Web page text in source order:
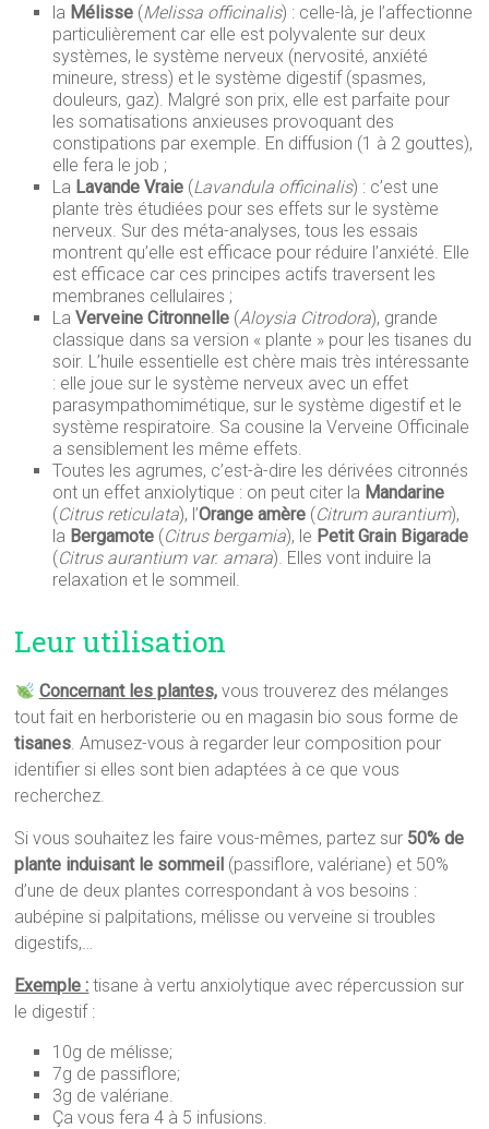
la Mélisse (Melissa officinalis) : celle-là, je l’affectionne
particulièrement car elle est polyvalente sur deux
systèmes, le système nerveux (nervosité, anxiété
mineure, stress) et le système digestif (spasmes,
douleurs, gaz). Malgré son prix, elle est parfaite pour
les somatisations anxieuses provoquant des
constipations par exemple. En diffusion (1 à 2 gouttes),
elle fera le job ;
La Lavande Vraie (Lavandula officinalis) : c’est une
plante très étudiées pour ses effets sur le système
nerveux. Sur des méta-analyses, tous les essais
montrent qu’elle est efficace pour réduire l’anxiété. Elle
est efficace car ces principes actifs traversent les
membranes cellulaires ;
LaVerveine Citronnelle (Aloysia Citrodora), grande
classique dans sa version « plante » pour les tisanes du
soir. L’huile essentielle est chère mais très intéressante
: elle joue sur le système nerveux avec un effet
parasympathomimétique, sur le système digestif et le
système respiratoire. Sa cousine la Verveine Officinale
a sensiblement les même effets.
Toutes les agrumes, c’est-à-dire les dérivées citronnés
ont un effet anxiolytique : on peut citer la Mandarine
(Citrus reticulata), l’Orange amère (Citrum aurantium),
la Bergamote (Citrus bergamia), le Petit Grain Bigarade
(Citrus aurantium var. amara). Elles vont induire la
relaxation et le sommeil.
Leur utilisation
Concernant les plantes,vous trouverez des mélanges
tout fait en herboristerie ou en magasin bio sous forme de
tisanes. Amusez-vous à regarder leur composition pour
identifier si elles sont bien adaptées à ce que vous
recherchez.
Si vous souhaitez les faire vous-mêmes, partez sur 50% de
plante induisant le sommeil (passiflore, valériane) et 50%
d’une de deux plantes correspondant à vos besoins :
aubépine si palpitations, mélisse ou verveine si troubles
digestifs,…
Exemple : tisane à vertu anxiolytique avec répercussion sur
le digestif :
10g de mélisse;
7g de passiflore;
3g de valériane.
Ça vous fera 4 à 5 infusions.